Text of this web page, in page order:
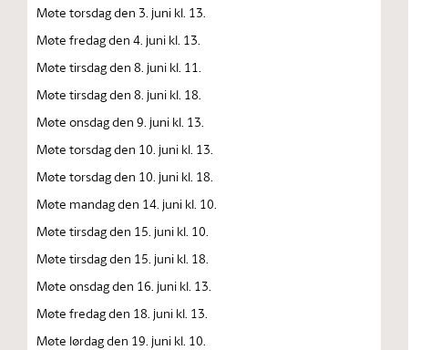
Møte torsdag den 3. juni kl. 13.
Møte fredag den 4. juni kl. 13.
Møte tirsdag den 8. juni kl. 11.
Møte tirsdag den 8. juni kl. 18.
Møte onsdag den 9. juni kl. 13.
Møte torsdag den 10. juni kl. 13.
Møte torsdag den 10. juni kl. 18.
Møte mandag den 14. juni kl. 10.
Møte tirsdag den 15. juni kl. 10.
Møte tirsdag den 15. juni kl. 18.
Møte onsdag den 16. juni kl. 13.
Møte fredag den 18. juni kl. 13.
Møte lørdag den 19. juni kl. 10.